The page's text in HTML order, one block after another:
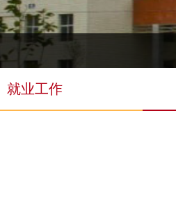
就业工作